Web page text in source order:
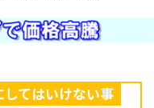
てはいけない事